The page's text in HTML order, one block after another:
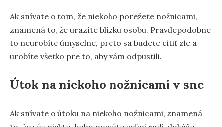
Ak snívate o tom, že niekoho porežete nožnicami,
znamená to, že urazíte blízku osobu. Pravdepodobne
to neurobíte úmyselne, preto sa budete cítiť zle a
urobíte všetko pre to, aby vám odpustili.
Útok na niekoho nožnicami v sne
Ak snívate o útoku na niekoho nožnicami, znamená